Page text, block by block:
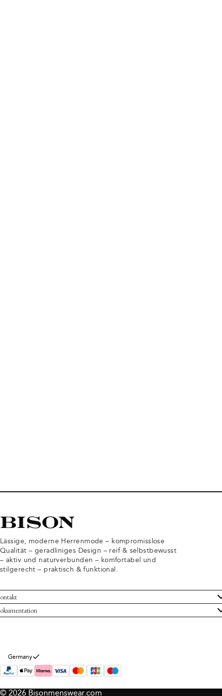
Lässige, moderne Herrenmode – kompromisslose
Qualität – geradliniges Design – reif & selbstbewusst
– aktiv und naturverbunden – komfortabel und
stilgerecht – praktisch & funktional.
Bison
Geschäftsbedingungen
Informationen
Germany
© 2026 Bisonmenswear.com